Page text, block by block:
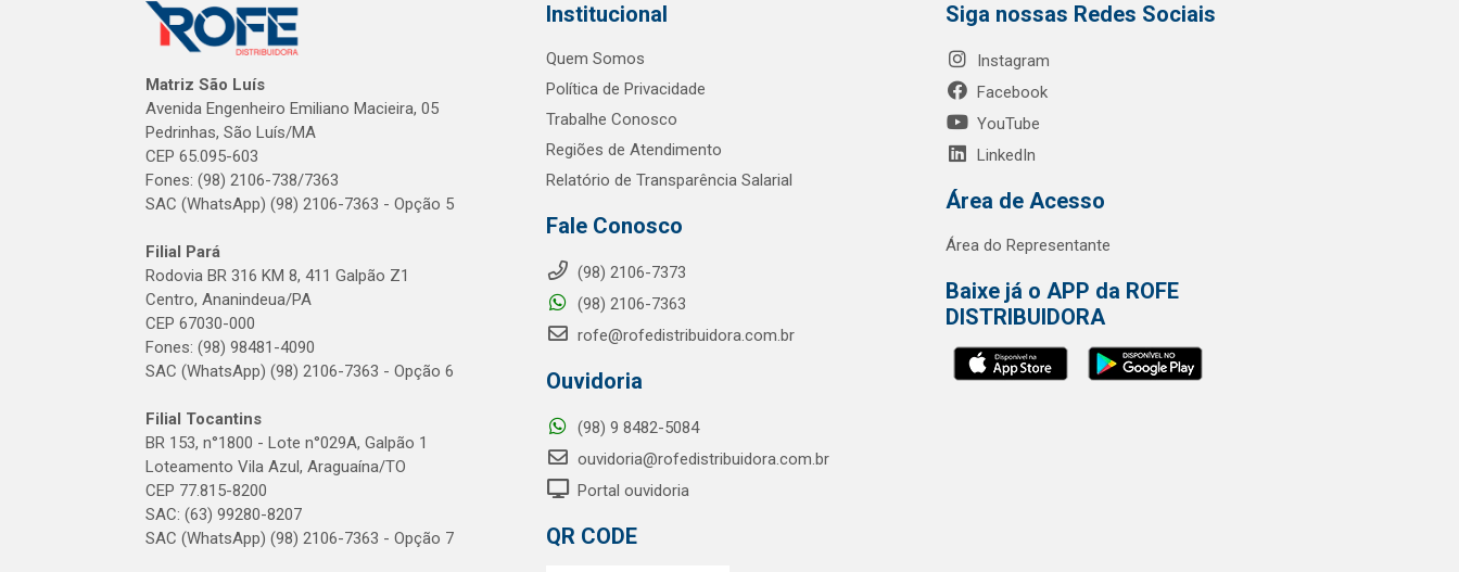
Matriz São Luís
Avenida Engenheiro Emiliano Macieira, 05
Pedrinhas, São Luís/MA
CEP 65.095-603
Fones: (98) 2106-738/7363
SAC (WhatsApp) (98) 2106-7363 - Opção 5
Filial Pará
Rodovia BR 316 KM 8, 411 Galpão Z1
Centro, Ananindeua/PA
CEP 67030-000
Fones: (98) 98481-4090
SAC (WhatsApp) (98) 2106-7363 - Opção 6
Filial Tocantins
BR 153, n°1800 - Lote n°029A, Galpão 1
Loteamento Vila Azul, Araguaína/TO
CEP 77.815-8200
SAC: (63) 99280-8207
SAC (WhatsApp) (98) 2106-7363 - Opção 7
Institucional
Quem Somos
Política de Privacidade
Trabalhe Conosco
Regiões de Atendimento
Relatório de Transparência Salarial
Fale Conosco
(98) 2106-7373
(98) 2106-7363
rofe@rofedistribuidora.com.br
Ouvidoria
(98) 9 8482-5084
ouvidoria@rofedistribuidora.com.br
Portal ouvidoria
QR CODE
Siga nossas Redes Sociais
Instagram
Facebook
YouTube
LinkedIn
Área de Acesso
Área do Representante
Baixe já o APP da ROFE
DISTRIBUIDORA